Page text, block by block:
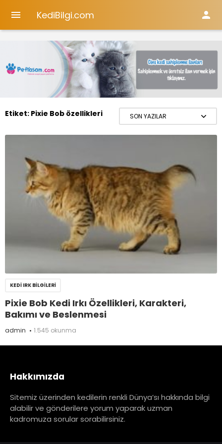
 KediBilgi.com 
Etiket: Pixie Bob özellikleri
KEDI IRK BILGILERI
Pixie Bob Kedi Irkı Özellikleri, Karakteri,
Bakımı ve Beslenmesi
admin 1.545 okunma
Hakkımızda
Sitemiz üzerinden kedilerin renkli Dünya’sı hakkında bilgi
alabilir ve gönderilere yorum yaparak uzman
kadromuza sorular sorabilirsiniz.